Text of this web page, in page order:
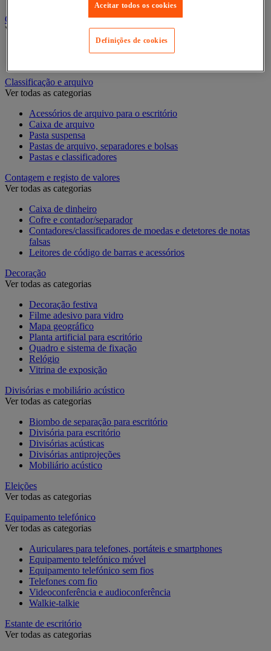
Candeeiro
Ver todas as categorias
Candeeiro de escritório
Classificação e arquivo
Ver todas as categorias
Acessórios de arquivo para o escritório
Caixa de arquivo
Pasta suspensa
Pastas de arquivo, separadores e bolsas
Pastas e classificadores
Contagem e registo de valores
Ver todas as categorias
Caixa de dinheiro
Cofre e contador/separador
Contadores/classificadores de moedas e detetores de notas
falsas
Leitores de código de barras e acessórios
Decoração
Ver todas as categorias
Decoração festiva
Filme adesivo para vidro
Mapa geográfico
Planta artificial para escritório
Quadro e sistema de fixação
Relógio
Vitrina de exposição
Divisórias e mobiliário acústico
Ver todas as categorias
Biombo de separação para escritório
Divisória para escritório
Divisórias acústicas
Divisórias antiprojeções
Mobiliário acústico
Eleições
Ver todas as categorias
Equipamento telefónico
Ver todas as categorias
Auriculares para telefones, portáteis e smartphones
Equipamento telefónico móvel
Equipamento telefónico sem fios
Telefones com fio
Videoconferência e audioconferência
Walkie-talkie
Estante de escritório
Ver todas as categorias
Aceitar todos os cookies
Definições de cookies